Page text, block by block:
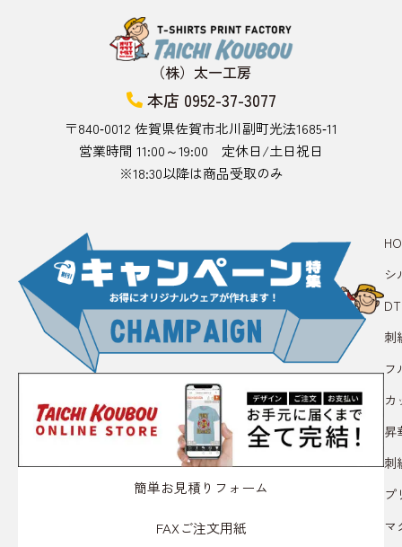
（株）太一工房
本店 0952-37-3077
〒840‑0012 佐賀県佐賀市北川副町光法1685‑11
営業時間 11:00～19:00 定休日/土日祝日
※18:30以降は商品受取のみ
簡単お見積りフォーム
FAXご注文用紙
シ
刺
フ
カ
昇
刺
プ
マ